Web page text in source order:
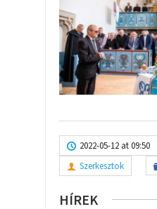
2022-05-12 at 09:50
Szerkesztok
HÍREK